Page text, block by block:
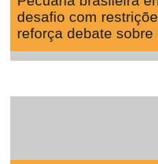
desafio com
reforça debate